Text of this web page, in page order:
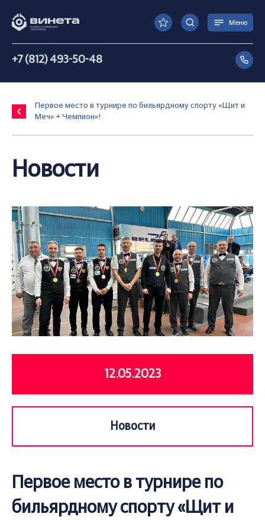
Меню
+7 (812) 493-50-48
Первое место в турнире по бильярдному спорту «Щит и
Меч» + Чемпион»!
Новости
12.05.2023
Новости
Первое место в турнире по
бильярдному спорту «Щит и